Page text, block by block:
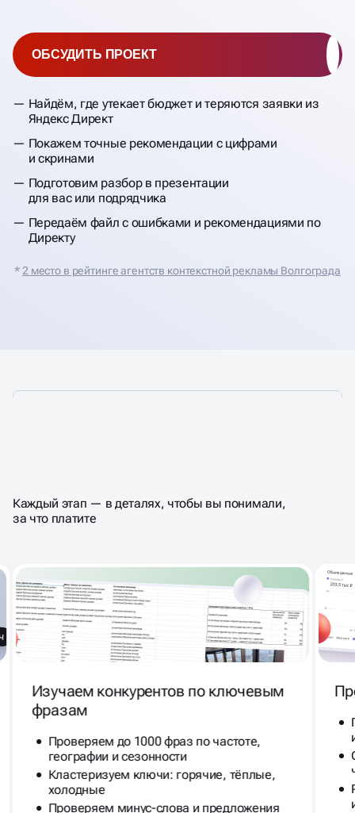
Найдём, где утекает бюджет и теряются заявки из
Яндекс Директ
Покажем точные рекомендации с цифрами
и скринами
Подготовим разбор в презентации
для вас или подрядчика
Передаём файл с ошибками и рекомендациями по
Директу
ОБСУДИТЬ ПРОЕКТ
* 2 место в рейтинге агентств контекстной рекламы Волгограда
ВЕСЬ ПРОЦЕСС ПО ШАГАМ
Каждый этап — в деталях, чтобы вы понимали,
за что платите
Изучаем конкурентов по ключевым
фразам
Проверяем до 1000 фраз по частоте,
географии и сезонности
Кластеризуем ключи: горячие, тёплые,
холодные
Проверяем минус-слова и предложения